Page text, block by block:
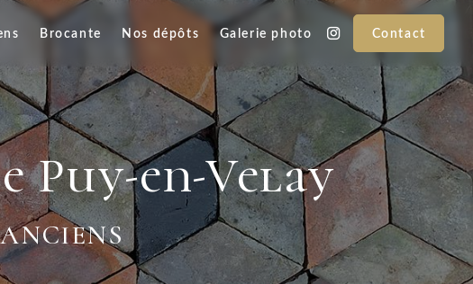
Brocante Nos dépôts Galerie photo Contact
Puy-en-Velay